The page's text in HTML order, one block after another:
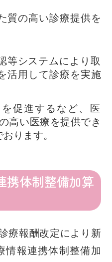
質の高い診療提供を
等システムにより取
活用して診療を実施
促進するなど、医
高い医療を提供でき
ります。
携体制整備加算
療報酬改定により新
情報連携体制整備加